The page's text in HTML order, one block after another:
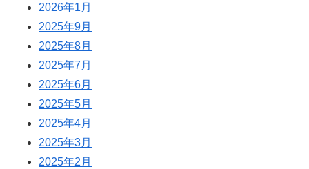
2026年1月
2025年9月
2025年8月
2025年7月
2025年6月
2025年5月
2025年4月
2025年3月
2025年2月